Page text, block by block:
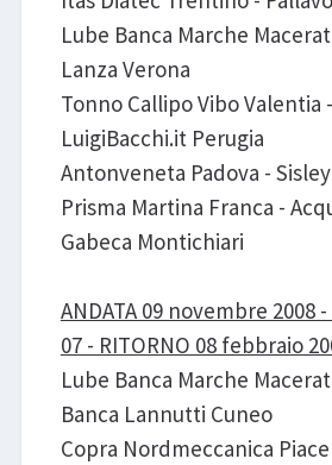
Lube Banca Marche
Lanza Verona
Tonno Callipo Vibo Valentia
LuigiBacchi.it Perugia
Antonveneta Padova -
Prisma Martina Franca -
Gabeca Montichiari
ANDATA 09 novembre 2008 -
07 - RITORNO 08 febbraio
Lube Banca Marche
Banca Lannutti Cuneo
Copra Nordmeccanica